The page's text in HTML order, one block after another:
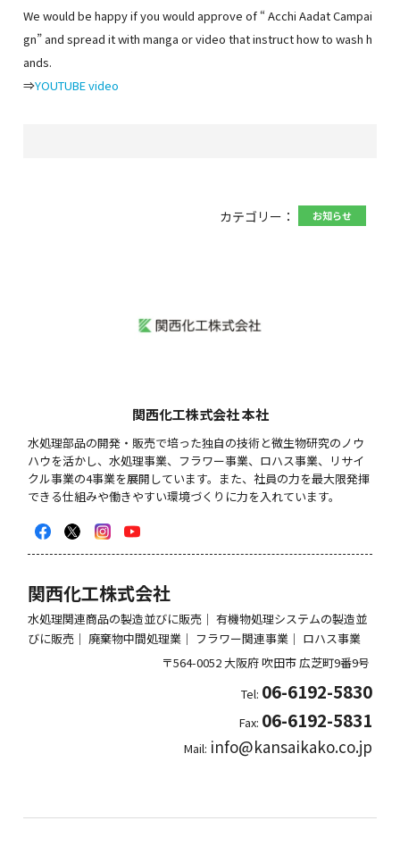
We would be happy if you would approve of “ Acchi Aadat Campai
gn” and spread it with manga or video that instruct how to wash h
ands.
⇒YOUTUBE video
カテゴリー： お知らせ
関西化工株式会社 本社
水処理部品の開発・販売で培った独自の技術と微生物研究のノウ
ハウを活かし、⽔処理事業、フラワー事業、ロハス事業、リサイ
クル事業の4事業を展開しています。また、社員の力を最大限発揮
できる仕組みや働きやすい環境づくりに力を入れています。
関西化工株式会社
水処理関連商品の製造並びに販売｜ 有機物処理システムの製造並
びに販売｜ 廃棄物中間処理業｜ フラワー関連事業｜ ロハス事業
〒564-0052大阪府吹田市広芝町9番9号
Tel: 06-6192-5830
Fax: 06-6192-5831
Mail: info@kansaikako.co.jp